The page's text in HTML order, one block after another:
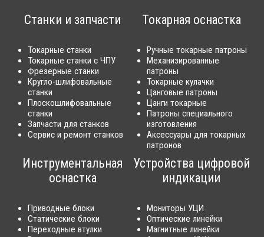
Станки и запчасти
Токарные станки
Токарные станки с ЧПУ
Фрезерные станки
Кругло-шлифовальные
станки
Плоскошлифовальные
станки
Запчасти для станков
Сервис и ремонт станков
Токарная оснастка
Ручные токарные патроны
Механизированные
патроны
Токарные кулачки
Цанговые патроны
Цанги токарные
Патроны специального
изготовления
Аксессуары для токарных
патронов
Инструментальная
оснастка
Приводные блоки
Статические блоки
Переходные втулки
Устройства цифровой
индикации
Мониторы УЦИ
Оптические линейки
Магнитные линейки